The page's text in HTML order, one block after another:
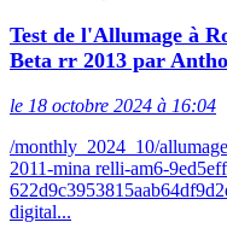
Test de l'Allumage à
Beta rr 2013 par
le 18 octobre 2024 à 16:04
/monthly_2024_10/
2011-mina relli-am6-
digital...